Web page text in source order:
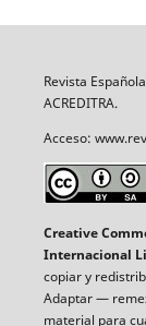
Revista
ACREDITRA.
Acceso:
Creative
Internacional
copiar y
Adaptar —
material para